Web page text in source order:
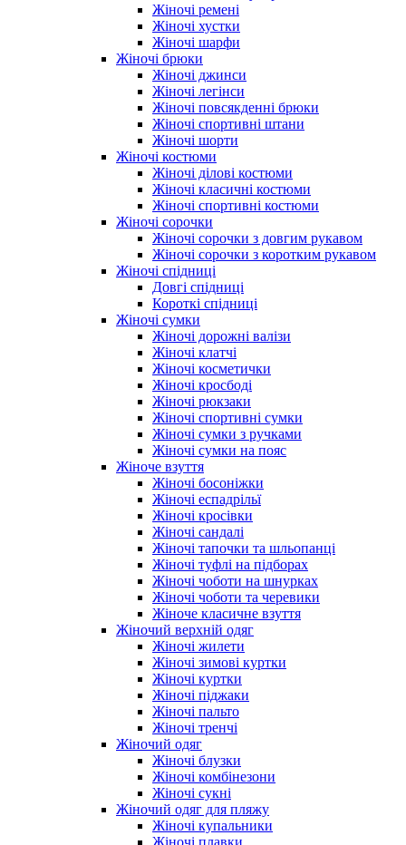
Жіночі ремені
Жіночі хустки
Жіночі шарфи
Жіночі брюки
Жіночі джинси
Жіночі легінси
Жіночі повсякденні брюки
Жіночі спортивні штани
Жіночі шорти
Жіночі костюми
Жіночі ділові костюми
Жіночі класичні костюми
Жіночі спортивні костюми
Жіночі сорочки
Жіночі сорочки з довгим рукавом
Жіночі сорочки з коротким рукавом
Жіночі спідниці
Довгі спідниці
Короткі спідниці
Жіночі сумки
Жіночі дорожні валізи
Жіночі клатчі
Жіночі косметички
Жіночі кросбоді
Жіночі рюкзаки
Жіночі спортивні сумки
Жіночі сумки з ручками
Жіночі сумки на пояс
Жіноче взуття
Жіночі босоніжки
Жіночі еспадрільї
Жіночі кросівки
Жіночі сандалі
Жіночі тапочки та шльопанці
Жіночі туфлі на підборах
Жіночі чоботи на шнурках
Жіночі чоботи та черевики
Жіноче класичне взуття
Жіночий верхній одяг
Жіночі жилети
Жіночі зимові куртки
Жіночі куртки
Жіночі піджаки
Жіночі пальто
Жіночі тренчі
Жіночий одяг
Жіночі блузки
Жіночі комбінезони
Жіночі сукні
Жіночий одяг для пляжу
Жіночі купальники
Жіночі плавки